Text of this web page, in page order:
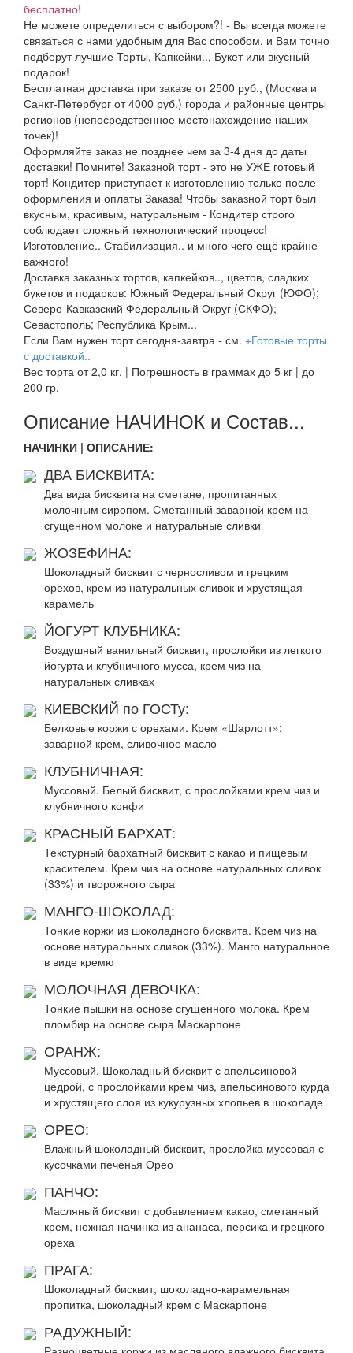
бесплатно!
Не можете определиться с выбором?! - Вы всегда можете
связаться с нами удобным для Вас способом, и Вам точно
подберут лучшие Торты, Капкейки.., Букет или вкусный
подарок!
Бесплатная доставка при заказе от 2500 руб., (Москва и
Санкт-Петербург от 4000 руб.) города и районные центры
регионов (непосредственное местонахождение наших
точек)!
Оформляйте заказ не позднее чем за 3-4 дня до даты
доставки! Помните! Заказной торт - это не УЖЕ готовый
торт! Кондитер приступает к изготовлению только после
оформления и оплаты Заказа! Чтобы заказной торт был
вкусным, красивым, натуральным - Кондитер строго
соблюдает сложный технологический процесс!
Изготовление.. Стабилизация.. и много чего ещё крайне
важного!
Доставка заказных тортов, капкейков.., цветов, сладких
букетов и подарков: Южный Федеральный Округ (ЮФО);
Северо-Кавказский Федеральный Округ (СКФО);
Севастополь; Республика Крым...
Если Вам нужен торт сегодня-завтра - см. +Готовые торты
с доставкой..
Вес торта от 2,0 кг. | Погрешность в граммах до 5 кг | до
200 гр.
Описание НАЧИНОК и Состав...
НАЧИНКИ | ОПИСАНИЕ:
ДВА БИСКВИТА:
Два вида бисквита на сметане, пропитанных
молочным сиропом. Сметанный заварной крем на
сгущенном молоке и натуральные сливки
ЖОЗЕФИНА:
Шоколадный бисквит с черносливом и грецким
орехов, крем из натуральных сливок и хрустящая
карамель
ЙОГУРТ КЛУБНИКА:
Воздушный ванильный бисквит, прослойки из легкого
йогурта и клубничного мусса, крем чиз на
натуральных сливках
КИЕВСКИЙ по ГОСТу:
Белковые коржи с орехами. Крем «Шарлотт»:
заварной крем, сливочное масло
КЛУБНИЧНАЯ:
Муссовый. Белый бисквит, с прослойками крем чиз и
клубничного конфи
КРАСНЫЙ БАРХАТ:
Текстурный бархатный бисквит с какао и пищевым
красителем. Крем чиз на основе натуральных сливок
(33%) и творожного сыра
МАНГО-ШОКОЛАД:
Тонкие коржи из шоколадного бисквита. Крем чиз на
основе натуральных сливок (33%). Манго натуральное
в виде кремю
МОЛОЧНАЯ ДЕВОЧКА:
Тонкие пышки на основе сгущенного молока. Крем
пломбир на основе сыра Маскарпоне
ОРАНЖ:
Муссовый. Шоколадный бисквит с апельсиновой
цедрой, с прослойками крем чиз, апельсинового курда
и хрустящего слоя из кукурузных хлопьев в шоколаде
ОРЕО:
Влажный шоколадный бисквит, прослойка муссовая с
кусочками печенья Орео
ПАНЧО:
Масляный бисквит с добавлением какао, сметанный
крем, нежная начинка из ананаса, персика и грецкого
ореха
ПРАГА:
Шоколадный бисквит, шоколадно-карамельная
пропитка, шоколадный крем с Маскарпоне
РАДУЖНЫЙ: